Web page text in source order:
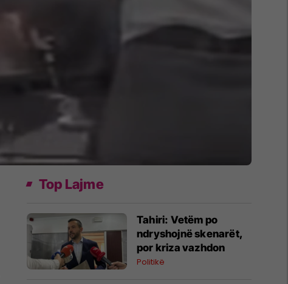
Top Lajme
Tahiri: Vetëm po
ndryshojnë skenarët,
por kriza vazhdon
Politikë